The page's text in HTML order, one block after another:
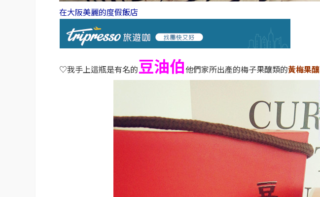
在大阪美麗的度假飯店
♡我手上這瓶是有名的豆油伯他們家所出產的梅子果釀類的黃梅果釀